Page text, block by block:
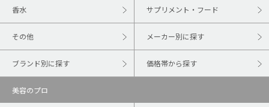
香水 サプリメント・フード
その他 メーカー別に探す
ブランド別に探す 価格帯から探す
美容のプロ